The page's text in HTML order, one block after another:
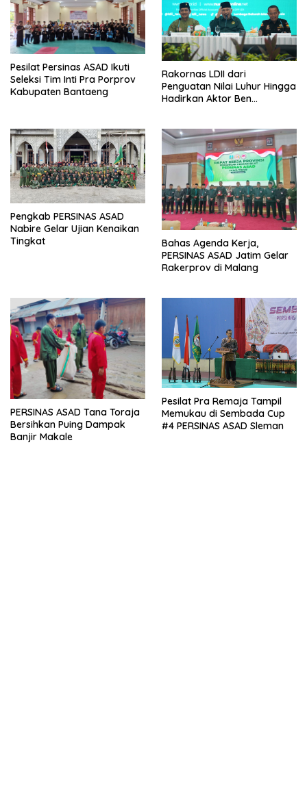
Pesilat Persinas ASAD Ikuti
Seleksi Tim Inti Pra Porprov
Kabupaten Bantaeng
Rakornas LDII dari
Penguatan Nilai Luhur Hingga
Hadirkan Aktor Ben
Pengkab PERSINAS ASAD
Nabire Gelar Ujian Kenaikan
Tingkat
Bahas Agenda Kerja,
PERSINAS ASAD Jatim Gelar
Rakerprov di Malang
PERSINAS ASAD Tana Toraja
Bersihkan Puing Dampak
Banjir Makale
Pesilat Pra Remaja Tampil
Memukau di Sembada Cup
#4 PERSINAS ASAD Sleman